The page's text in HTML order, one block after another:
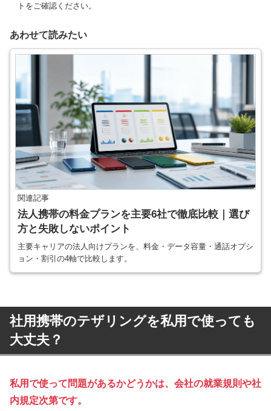
トをご確認ください。
あわせて読みたい
関連記事
法人携帯の料金プランを主要6社で徹底比較｜選び
方と失敗しないポイント
主要キャリアの法人向けプランを、料金・データ容量・通話オプシ
ョン・割引の4軸で比較します。
社用携帯のテザリングを私用で使っても
大丈夫？
私用で使って問題があるかどうかは、会社の就業規則や社
内規定次第です。